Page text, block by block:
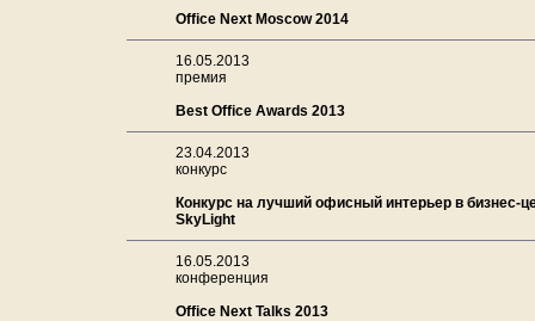
Office Next Moscow 2014
16.05.2013
премия
Best Office Awards 2013
23.04.2013
конкурс
Конкурс на лучший офисный интерьер в бизнес-
SkyLight
16.05.2013
конференция
Office Next Talks 2013